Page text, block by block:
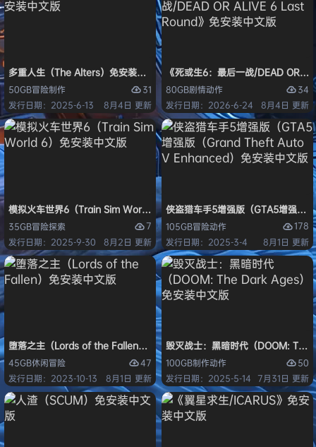
多重人生（The Alters）免安装中文版
50GB冒险制作
31
发行日期：2025-6-13
8月4日 更新
《死或生6：最后一战/DEAD OR
80GB剧情动作
34
发行日期：2026-6-24
8月4日 更新
模拟火车世界6（Train Sim World 6）免安装中文版
35GB冒险探索
7
发行日期：2025-9-30
8月2日 更新
侠盗猎车手5增强版（GTA5增强版
105GB冒险动作
178
发行日期：2025-3-4
8月1日 更新
堕落之主（Lords of the Fallen）免安装中文版
45GB休闲冒险
47
发行日期：2023-10-13
8月1日 更新
毁灭战士：黑暗时代（DOOM: The
100GB制作动作
50
发行日期：2025-5-14
7月31日 更新